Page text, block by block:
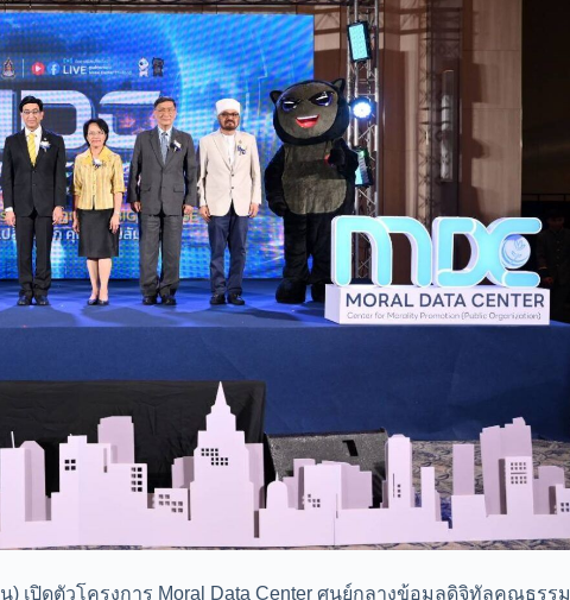
เปิดตัวโครงการ Moral Data Center ศูนย์กลางข้อมูลดิจิทัลคุณธรรม